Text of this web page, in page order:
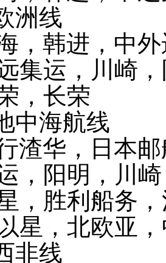
线
韩进，中外
集运，川崎
，长荣
海航线
华，日本邮
，阳明，川
，胜利船务
星，北欧亚
线